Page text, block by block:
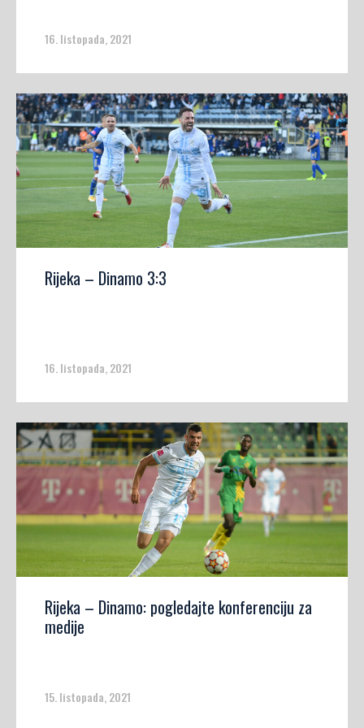
16. listopada, 2021
Rijeka – Dinamo 3:3
16. listopada, 2021
Rijeka – Dinamo: pogledajte konferenciju za
medije
15. listopada, 2021